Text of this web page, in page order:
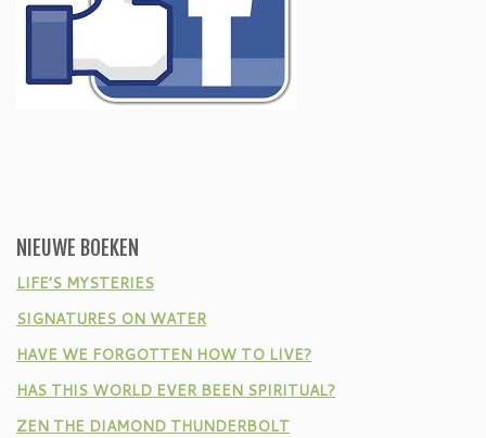
NIEUWE BOEKEN
LIFE’S MYSTERIES
SIGNATURES ON WATER
HAVE WE FORGOTTEN HOW TO LIVE?
HAS THIS WORLD EVER BEEN SPIRITUAL?
ZEN THE DIAMOND THUNDERBOLT